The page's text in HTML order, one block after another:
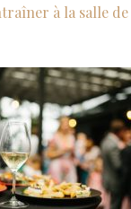
à la salle